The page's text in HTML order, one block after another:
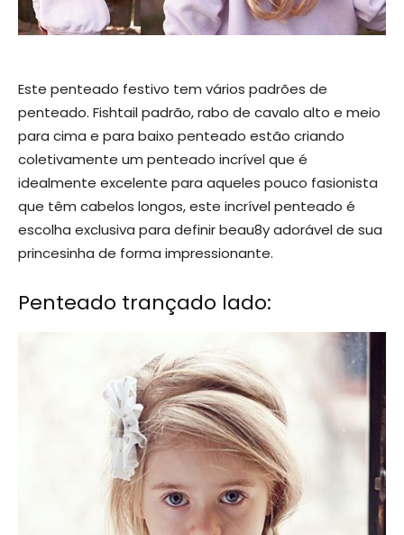
Este penteado festivo tem vários padrões de
penteado. Fishtail padrão, rabo de cavalo alto e meio
para cima e para baixo penteado estão criando
coletivamente um penteado incrível que é
idealmente excelente para aqueles pouco fasionista
que têm cabelos longos, este incrível penteado é
escolha exclusiva para definir beau8y adorável de sua
princesinha de forma impressionante.
Penteado trançado lado: